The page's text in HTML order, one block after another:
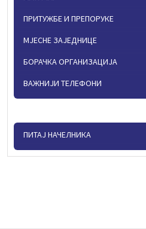
ПРИТУЖБЕ И ПРЕПОРУКЕ
МЈЕСНЕ ЗАЈЕДНИЦЕ
БОРАЧКА ОРГАНИЗАЦИЈА
ВАЖНИЈИ ТЕЛЕФОНИ
ПИТАЈ НАЧЕЛНИКА